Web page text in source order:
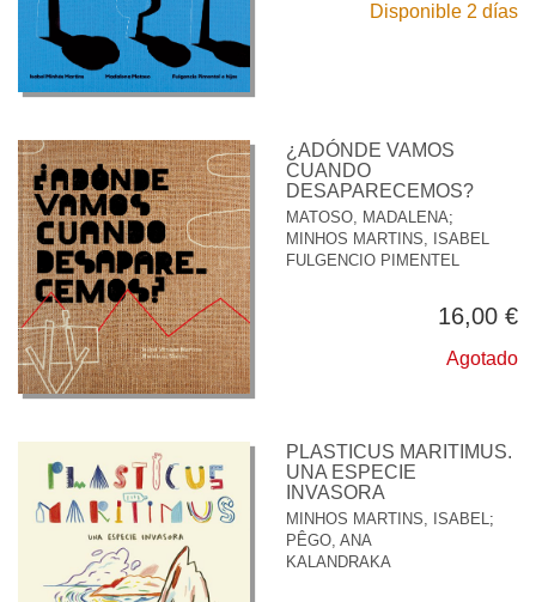
Disponible 2 días
¿ADÓNDE VAMOS
CUANDO
DESAPARECEMOS?
MATOSO, MADALENA;
MINHOS MARTINS, ISABEL
FULGENCIO PIMENTEL
16,00 €
Agotado
PLASTICUS MARITIMUS.
UNA ESPECIE
INVASORA
MINHOS MARTINS, ISABEL ;
PÊGO, ANA
KALANDRAKA